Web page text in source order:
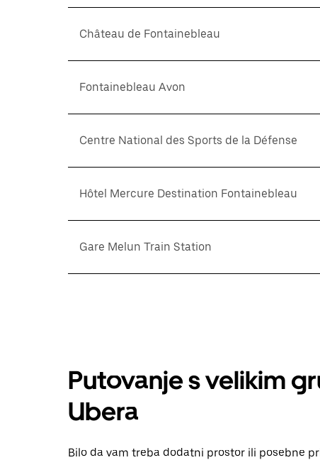
Château de Fontainebleau
Fontainebleau Avon
Centre National des Sports de la Défense
Hôtel Mercure Destination Fontainebleau
Gare Melun Train Station
Putovanje s velikim
Ubera
Bilo da vam treba dodatni prostor ili posebne